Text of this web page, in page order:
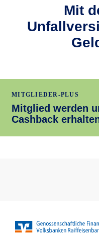
Mit
MITGLIEDER-PLUS
Mitglied werden
Cashback